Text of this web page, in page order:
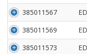
385011567
385011569
385011573